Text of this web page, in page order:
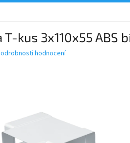
kus 3x110x55 ABS
hodnocení